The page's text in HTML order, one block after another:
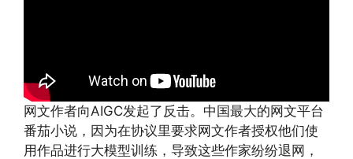
网文作者向AIGC发起了反击。中国最大的网文平台
番茄小说，因为在协议里要求网文作者授权他们使
用作品进行大模型训练，导致这些作家纷纷退网，